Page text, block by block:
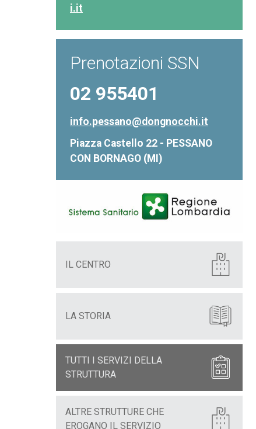
i.it
Prenotazioni SSN
02 955401
info.pessano@dongnocchi.it
Piazza Castello 22 - PESSANO
CON BORNAGO (MI)
IL CENTRO
LA STORIA
TUTTI I SERVIZI DELLA
STRUTTURA
ALTRE STRUTTURE CHE
EROGANO IL SERVIZIO